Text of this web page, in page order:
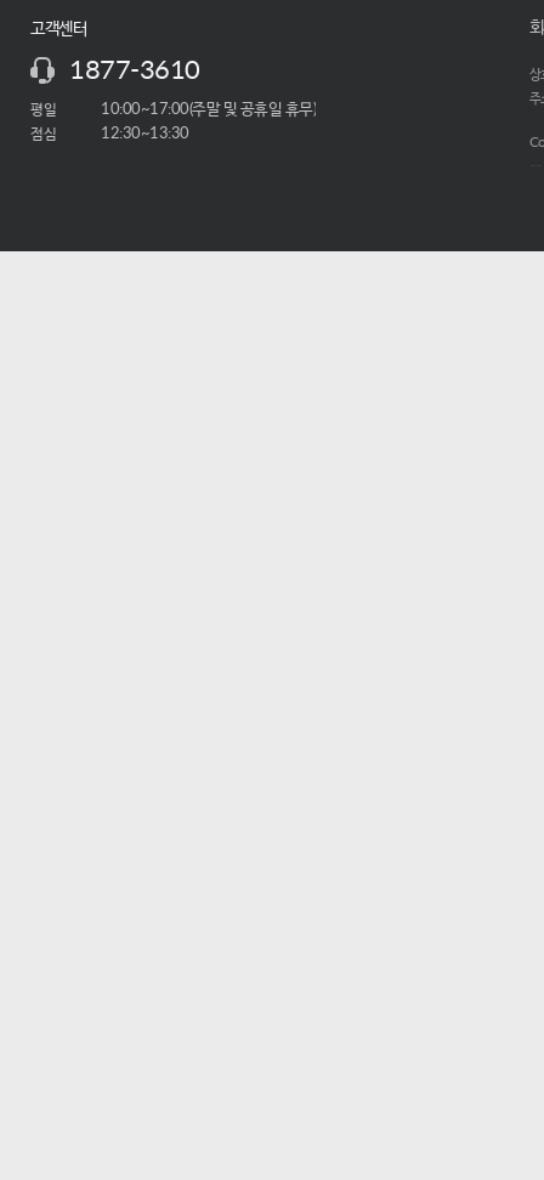
고객센터
1877-3610
평일 10:00~17:00(주말 및 공휴일 휴무)
점심 12:30~13:30
상
주